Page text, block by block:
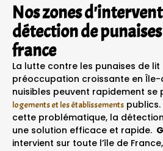
Nos zones
détection de
france
La lutte contre les punaises de lit
préoccupation croissante en Île-
nuisibles peuvent rapidement se
logements et les établissements
cette problématique, la
une solution efficace et rapide.
intervient sur toute l’île de